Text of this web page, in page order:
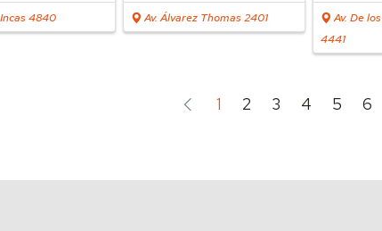
4840 Av. Álvarez Thomas 2401
Av. De
4441
1 2 3 4 5 6